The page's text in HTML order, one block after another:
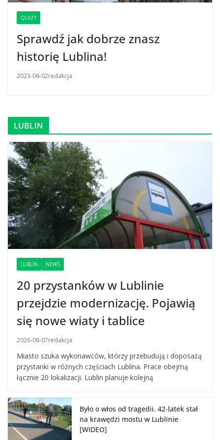
QUIZY
Sprawdź jak dobrze znasz
historię Lublina!
2023-06-02redakcja
LUBLIN
LUBLIN NEWS
20 przystanków w Lublinie
przejdzie modernizację. Pojawią
się nowe wiaty i tablice
2026-08-07redakcja
Miasto szuka wykonawców, którzy przebudują i doposażą
przystanki w różnych częściach Lublina. Prace obejmą
łącznie 20 lokalizacji. Lublin planuje kolejną
Było o włos od tragedii. 42-latek stał
na krawędzi mostu w Lublinie
[WIDEO]